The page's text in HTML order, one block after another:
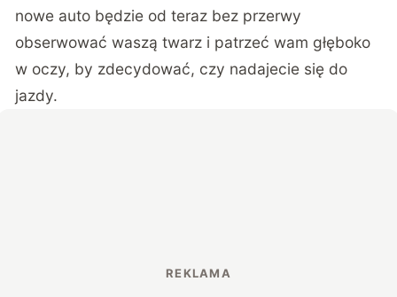
nowe auto będzie od teraz bez przerwy
obserwować waszą twarz i patrzeć wam głęboko
w oczy, by zdecydować, czy nadajecie się do
jazdy.